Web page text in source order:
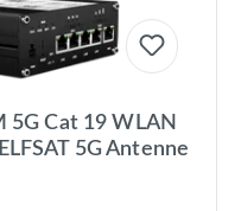
5G Cat 19 WLAN
5G Antenne